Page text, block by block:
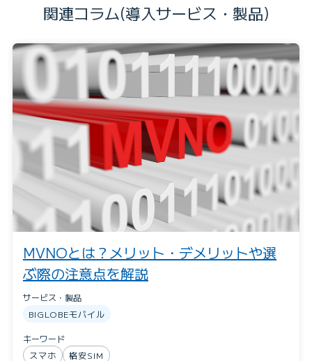
関連コラム(導入サービス・製品)
MVNOとは？メリット・デメリットや選
ぶ際の注意点を解説
サービス・製品
BIGLOBEモバイル
キーワード
スマホ
格安SIM